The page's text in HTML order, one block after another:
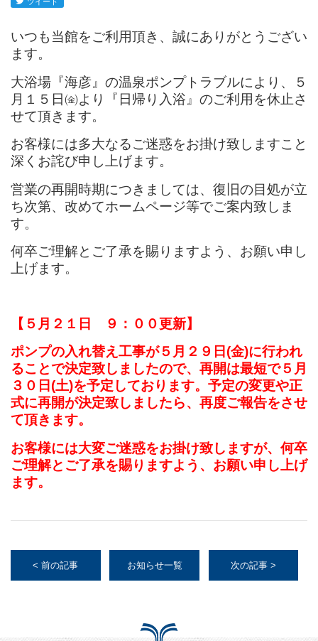
いつも当館をご利用頂き、誠にありがとうござい
ます。
大浴場『海彦』の温泉ポンプトラブルにより、５
月１５日㈮より『日帰り入浴』のご利用を休止さ
せて頂きます。
お客様には多大なるご迷惑をお掛け致しますこと
深くお詫び申し上げます。
営業の再開時期につきましては、復旧の目処が立
ち次第、改めてホームページ等でご案内致しま
す。
何卒ご理解とご了承を賜りますよう、お願い申し
上げます。
【５月２１日 ９：００更新】
ポンプの入れ替え工事が５ 月２９日(金)に行われ
ることで決定致しましたので、再開は最短で５月
３０日(土)を予定しております。予定の変更や正
式に再開が決定致しましたら、再度ご報告をさせ
て頂きます。
お客様には大変ご迷惑をお掛け致しますが、何卒
ご理解とご了承を賜りますよう、お願い申し上げ
ます。
< 前の記事 お知らせ一覧 次の記事 >